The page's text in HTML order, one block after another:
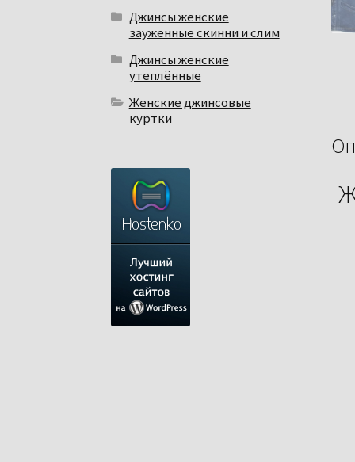
Джинсы женские
зауженные скинни и слим
Джинсы женские
утеплённые
Женские джинсовые
куртки